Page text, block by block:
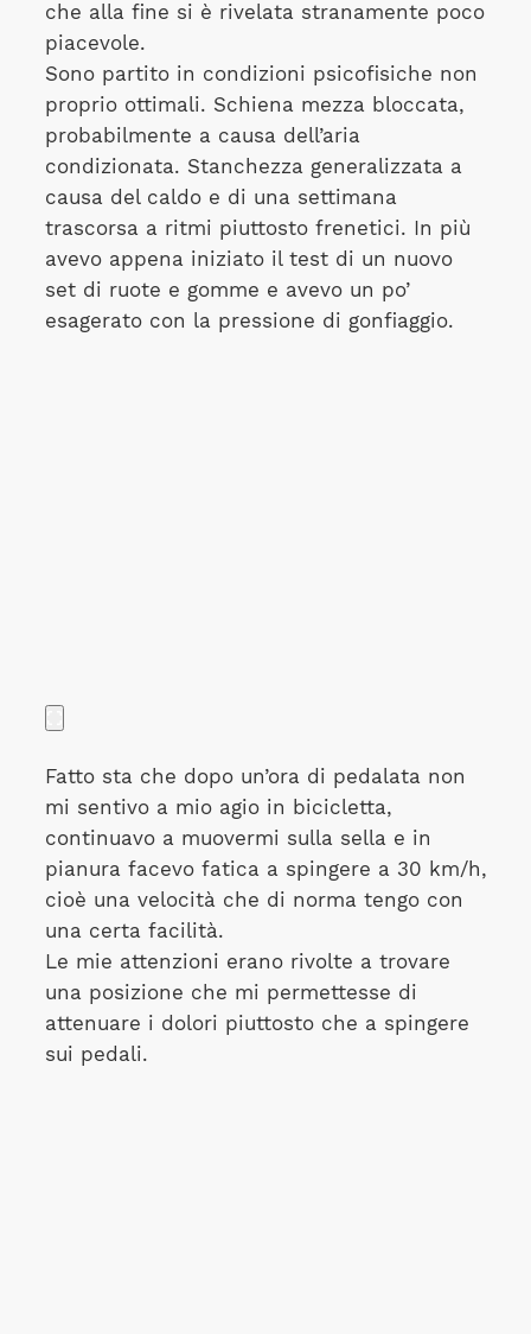
che alla fine si è rivelata stranamente poco
piacevole.
Sono partito in condizioni psicofisiche non
proprio ottimali. Schiena mezza bloccata,
probabilmente a causa dell’aria
condizionata. Stanchezza generalizzata a
causa del caldo e di una settimana
trascorsa a ritmi piuttosto frenetici. In più
avevo appena iniziato il test di un nuovo
set di ruote e gomme e avevo un po’
esagerato con la pressione di gonfiaggio.
Fatto sta che dopo un’ora di pedalata non
mi sentivo a mio agio in bicicletta,
continuavo a muovermi sulla sella e in
pianura facevo fatica a spingere a 30 km/h,
cioè una velocità che di norma tengo con
una certa facilità.
Le mie attenzioni erano rivolte a trovare
una posizione che mi permettesse di
attenuare i dolori piuttosto che a spingere
sui pedali.